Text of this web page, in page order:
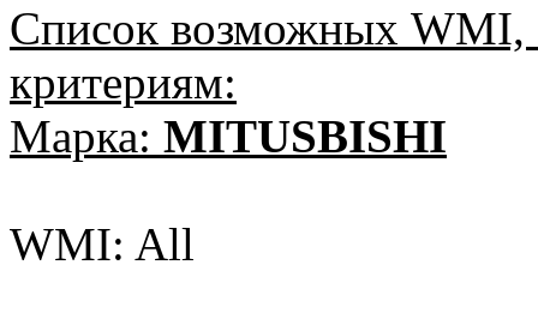
Список возможных
критериям:
Марка: MITUSBISHI
WMI: All